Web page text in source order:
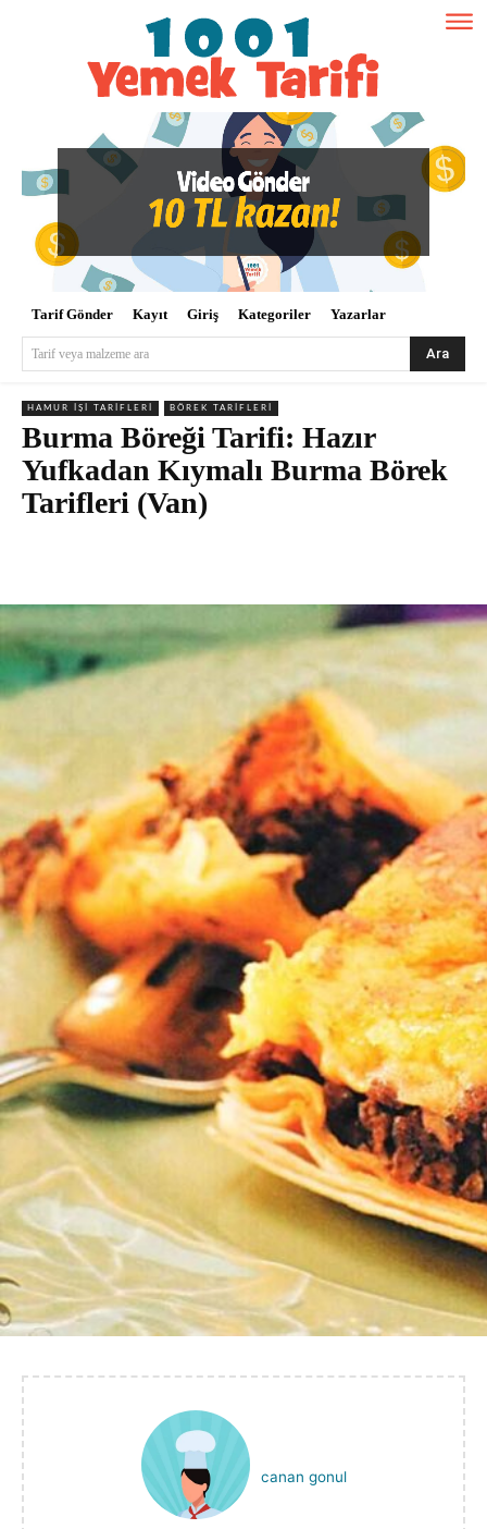
Tarif Gönder Kayıt Giriş Kategoriler Yazarlar
Tarif veya malzeme ara Ara
HAMUR İŞI TARIFLERI BÖREK TARIFLERI
Burma Böreği Tarifi: Hazır
Yufkadan Kıymalı Burma Börek
Tarifleri (Van)
canan gonul